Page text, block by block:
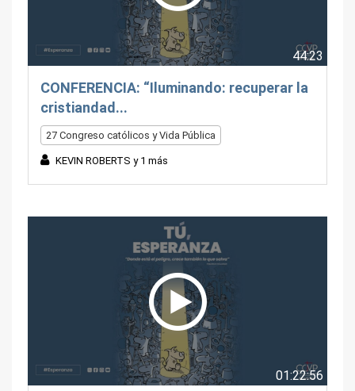
44:23
CONFERENCIA: “Iluminando: recuperar la
cristiandad...
27 Congreso católicos y Vida Pública
KEVIN ROBERTS y 1 más
01:22:56